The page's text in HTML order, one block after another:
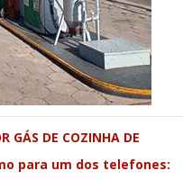
GÁS DE COZINHA DE
para um dos telefones: